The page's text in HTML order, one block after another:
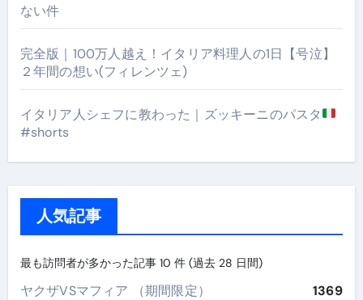
ない件
完全版｜100万人越え！イタリア料理人の1日【号泣】
２年間の想い(フィレンツェ)
イタリア人シェフに教わった｜ズッキーニのパスタ
#shorts
人気記事
最も訪問者が多かった記事 10 件 (過去 28 日間)
ヤクザVSマフィア （期間限定） 1369